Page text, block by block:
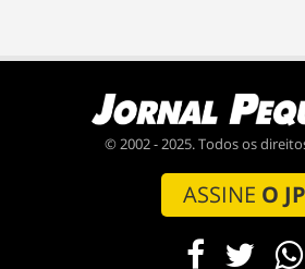
© 2002 - 2025. Todos os
ASSINE O JP